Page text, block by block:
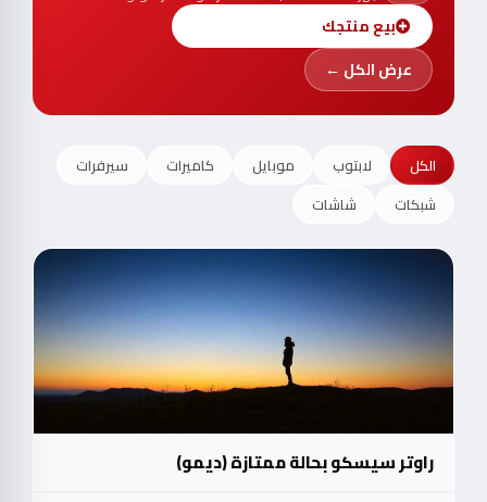
بيع منتجك
عرض الكل ←
الكل لابتوب موبايل كاميرات
سيرفرات
شبكات
شاشات
راوتر سيسكو بحالة ممتازة (ديمو)